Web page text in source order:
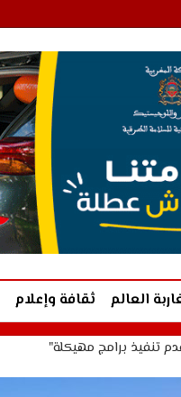
العالم ثقافة وإعلام
تنفيذ برامج مهيكلة"